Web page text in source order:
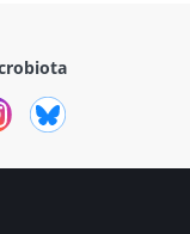
Instagram